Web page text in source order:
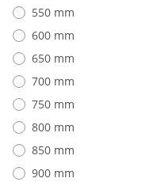
550 mm
600 mm
650 mm
700 mm
750 mm
800 mm
850 mm
900 mm